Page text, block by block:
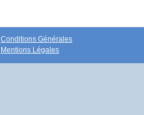
Conditions Générales
Mentions Légales